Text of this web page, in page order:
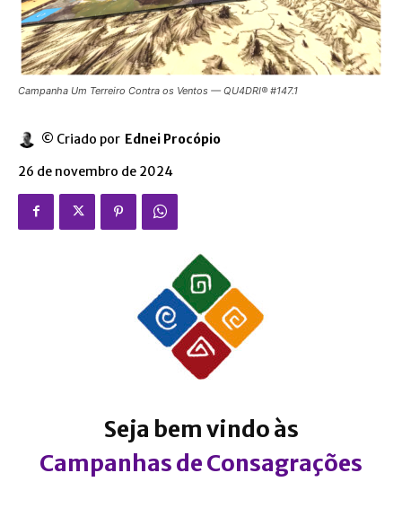
Campanha Um Terreiro Contra os Ventos — QU4DRI® #147.1
© Criado por Ednei Procópio
26 de novembro de 2024
Seja bem vindo às
Campanhas de Consagrações